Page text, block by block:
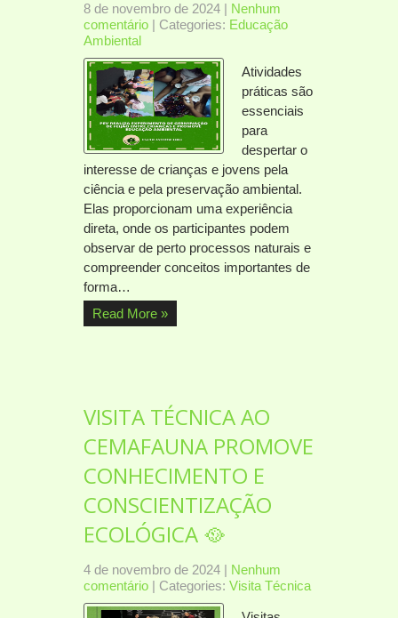
8 de novembro de 2024 | Nenhum
comentário | Categories: Educação
Ambiental
Atividades
práticas são
essenciais
para
despertar o
interesse de crianças e jovens pela
ciência e pela preservação ambiental.
Elas proporcionam uma experiência
direta, onde os participantes podem
observar de perto processos naturais e
compreender conceitos importantes de
forma…
Read More »
VISITA TÉCNICA AO
CEMAFAUNA PROMOVE
CONHECIMENTO E
CONSCIENTIZAÇÃO
ECOLÓGICA 🥘
4 de novembro de 2024 | Nenhum
comentário | Categories: Visita Técnica